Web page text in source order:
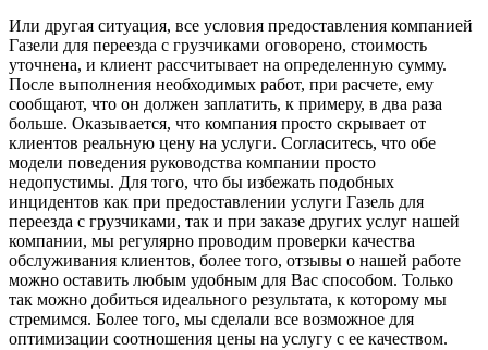
Или другая ситуация, все условия предоставления компанией
Газели для переезда с грузчиками оговорено, стоимость
уточнена, и клиент рассчитывает на определенную сумму.
После выполнения необходимых работ, при расчете, ему
сообщают, что он должен заплатить, к примеру, в два раза
больше. Оказывается, что компания просто скрывает от
клиентов реальную цену на услуги. Согласитесь, что обе
модели поведения руководства компании просто
недопустимы. Для того, что бы избежать подобных
инцидентов как при предоставлении услуги Газель для
переезда с грузчиками, так и при заказе других услуг нашей
компании, мы регулярно проводим проверки качества
обслуживания клиентов, более того, отзывы о нашей работе
можно оставить любым удобным для Вас способом. Только
так можно добиться идеального результата, к которому мы
стремимся. Более того, мы сделали все возможное для
оптимизации соотношения цены на услугу с ее качеством.